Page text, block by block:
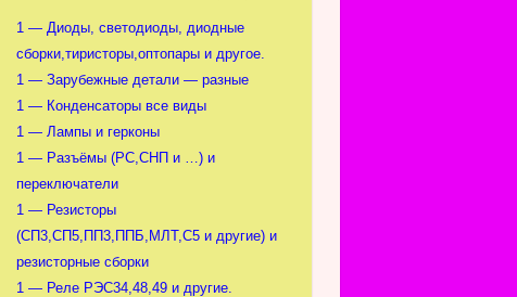
1 — Диоды, светодиоды, диодные
сборки,тиристоры,оптопары и другое.
1 — Зарубежные детали — разные
1 — Конденсаторы все виды
1 — Лампы и герконы
1 — Разъёмы (РС,СНП и …) и
переключатели
1 — Резисторы
(СП3,СП5,ПП3,ППБ,МЛТ,С5 и другие) и
резисторные сборки
1 — Реле РЭС34,48,49 и другие.